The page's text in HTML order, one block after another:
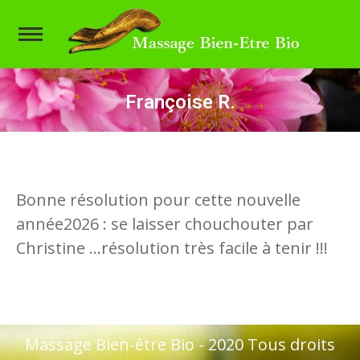
Françoise R.
Vous êtes ici :
Bonne résolution pour cette nouvelle
année2026 : se laisser chouchouter par
Christine …résolution très facile à tenir !!!
Massage Bien-être Bio - 2020 Tous droits